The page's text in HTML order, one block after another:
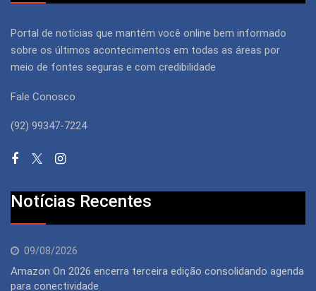
Portal de notícias que mantém você online bem informado
sobre os últimos acontecimentos em todas as áreas por
meio de fontes seguras e com credibilidade
Fale Conosco
(92) 99347-7224
Notícias Recentes
09/08/2026
Amazon On 2026 encerra terceira edição consolidando agenda
para conectividade